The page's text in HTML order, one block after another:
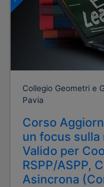
Collegio Geometri e
Pavia
Corso
un focus
Valido per
RSPP/ASPP,
Asincrona